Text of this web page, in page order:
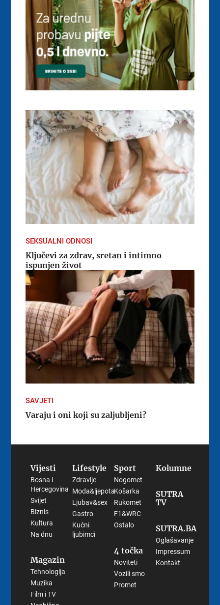
SEKSUALNI ODNOSI
Ključevi za zdrav, sretan i intimno
ispunjen život
SAVJETI
Varaju i oni koji su zaljubljeni?
Vijesti
Bosna i
Hercegovina
Svijet
Biznis
Kultura
Na dnu
Magazin
Tehnologija
Muzika
Film i TV
Lifestyle
Zdravlje
Moda&ljepota
Ljubav&sex
Gastro
Kućni
ljubimci
Sport
Nogomet
Košarka
Rukomet
F1&WRC
Ostalo
4 točka
Noviteti
Vozili smo
Promet
Kolumne
SUTRA
TV
SUTRA.BA
Oglašavanje
Impressum
Kontakt